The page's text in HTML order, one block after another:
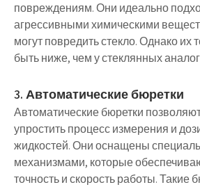
повреждениям. Они идеально
агрессивными химическими
могут повредить стекло. Однако их
быть ниже, чем у стеклянных
3. Автоматические бюретки
Автоматические бюретки
упростить процесс измерения и
жидкостей. Они оснащены
механизмами, которые
точность и скорость работы. Такие